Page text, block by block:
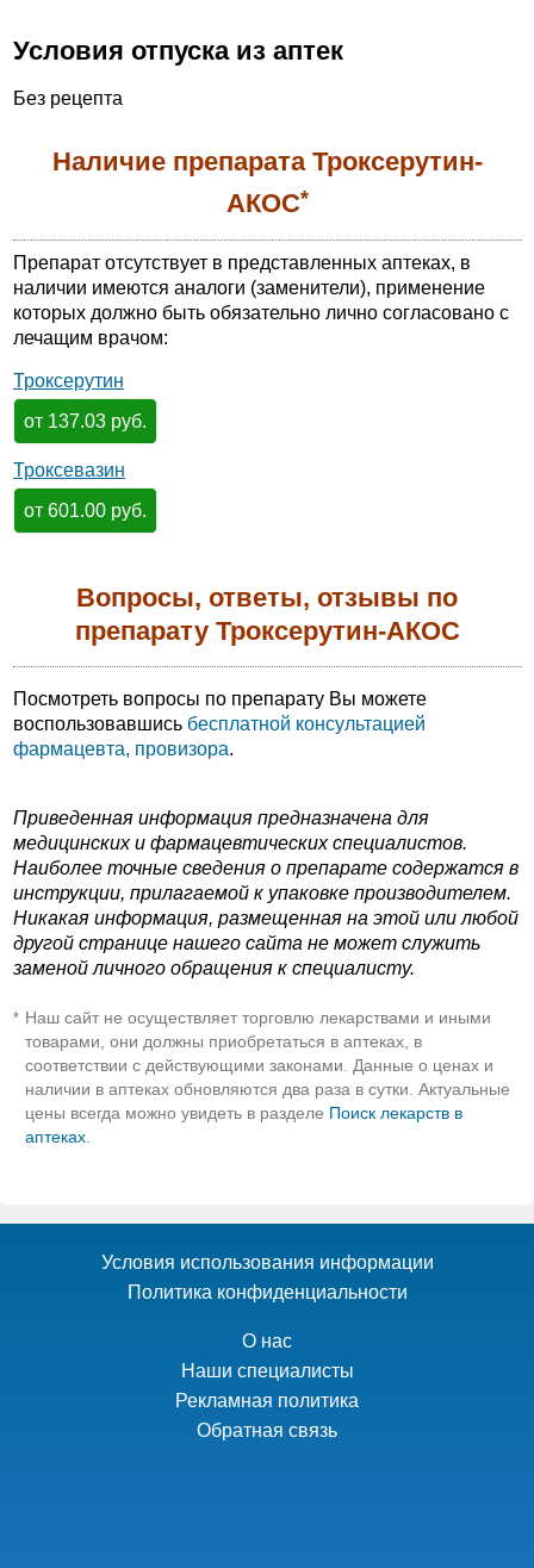
Условия отпуска из аптек
Без рецепта
Наличие препарата Троксерутин-
АКОС*
Препарат отсутствует в представленных аптеках, в
наличии имеются аналоги (заменители), применение
которых должно быть обязательно лично согласовано с
лечащим врачом:
Троксерутин
от 137.03 руб.
Троксевазин
от 601.00 руб.
Вопросы, ответы, отзывы по
препарату Троксерутин-АКОС
Посмотреть вопросы по препарату Вы можете
воспользовавшись бесплатной консультацией
фармацевта, провизора.
Приведенная информация предназначена для
медицинских и фармацевтических специалистов.
Наиболее точные сведения о препарате содержатся в
инструкции, прилагаемой к упаковке производителем.
Никакая информация, размещенная на этой или любой
другой странице нашего сайта не может служить
заменой личного обращения к специалисту.
* Наш сайт не осуществляет торговлю лекарствами и иными
товарами, они должны приобретаться в аптеках, в
соответствии с действующими законами. Данные о ценах и
наличии в аптеках обновляются два раза в сутки. Актуальные
цены всегда можно увидеть в разделе Поиск лекарств в
аптеках
Условия использования информации
Политика конфиденциальности
О нас
Наши специалисты
Рекламная политика
Обратная связь